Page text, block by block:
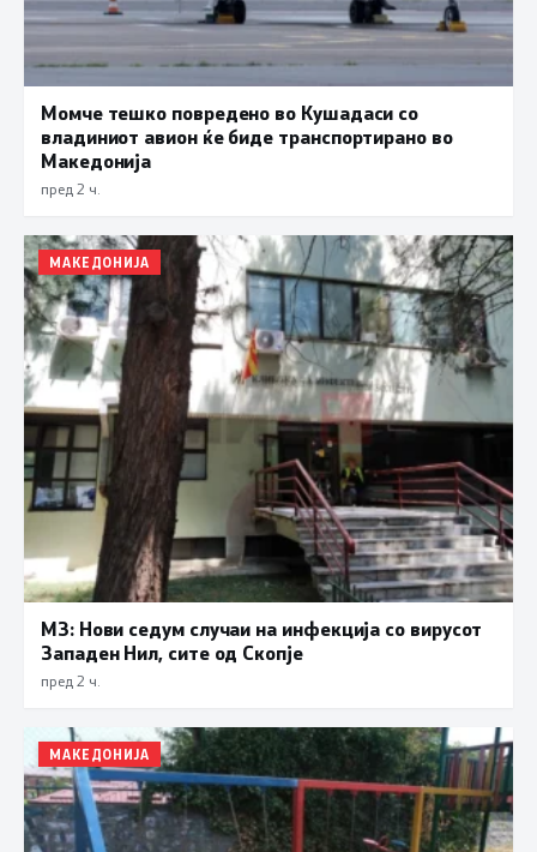
Момче тешко повредено во Кушадаси со
владиниот авион ќе биде транспортирано во
Македонија
пред 2 ч.
МАКЕДОНИЈА
МЗ: Нови седум случаи на инфекција со вирусот
Западен Нил, сите од Скопје
пред 2 ч.
МАКЕДОНИЈА